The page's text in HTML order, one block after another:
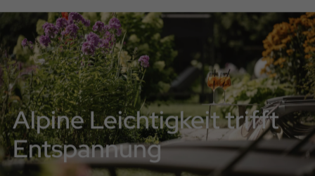
Alpine Leichtigkeit trifft
Entspannung